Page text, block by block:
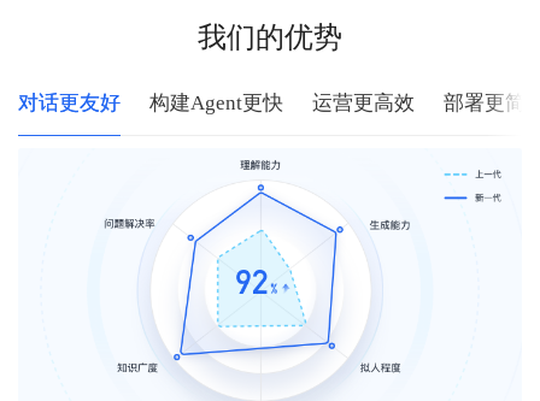
我们的优势
对话更友好 构建Agent更快 运营更高效 部署更简